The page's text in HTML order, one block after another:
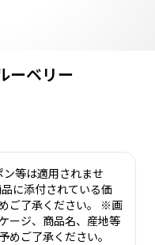
ーベリー
等は適用されませ
に添付されている価
ご了承ください。 ※画
ージ、商品名、産地等
めご了承ください。